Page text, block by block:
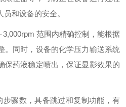
和设备的安全。
范围内精确控制，能根据
。同时，设备的化学压力输送系统
保药液稳定喷出，保证显影效果的
骤数，具备跳过和复制功能，有